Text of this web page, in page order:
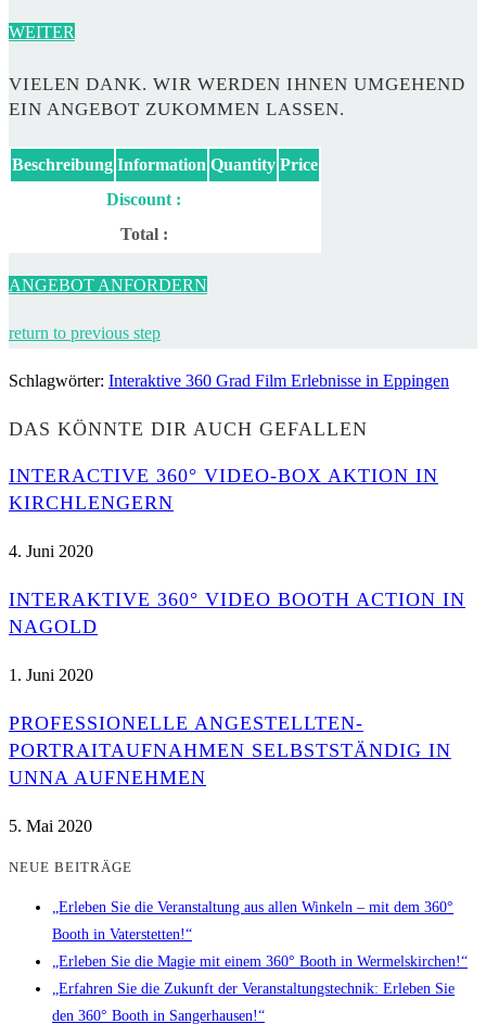
WEITER
VIELEN DANK. WIR WERDEN IHNEN UMGEHEND
EIN ANGEBOT ZUKOMMEN LASSEN.
Beschreibung Information Quantity Price
Discount :
Total :
ANGEBOT ANFORDERN
return to previous step
Schlagwörter: Interaktive 360 Grad Film Erlebnisse in Eppingen
DAS KÖNNTE DIR AUCH GEFALLEN
INTERACTIVE 360° VIDEO-BOX AKTION IN
KIRCHLENGERN
4. Juni 2020
INTERAKTIVE 360° VIDEO BOOTH ACTION IN
NAGOLD
1. Juni 2020
PROFESSIONELLE ANGESTELLTEN-
PORTRAITAUFNAHMEN SELBSTSTÄNDIG IN
UNNA AUFNEHMEN
5. Mai 2020
NEUE BEITRÄGE
„Erleben Sie die Veranstaltung aus allen Winkeln – mit dem 360°
Booth in Vaterstetten!“
„Erleben Sie die Magie mit einem 360° Booth in Wermelskirchen!“
„Erfahren Sie die Zukunft der Veranstaltungstechnik: Erleben Sie
den 360° Booth in Sangerhausen!“